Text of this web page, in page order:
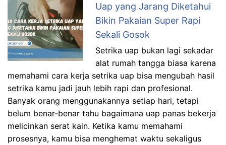
Uap yang Jarang Diketahui
Bikin Pakaian Super Rapi
Sekali Gosok
Setrika uap bukan lagi sekadar
alat rumah tangga biasa karena
memahami cara kerja setrika uap bisa mengubah hasil
setrika kamu jadi jauh lebih rapi dan profesional.
Banyak orang menggunakannya setiap hari, tetapi
belum benar-benar tahu bagaimana uap panas bekerja
melicinkan serat kain. Ketika kamu memahami
prosesnya, kamu bisa menghemat waktu sekaligus